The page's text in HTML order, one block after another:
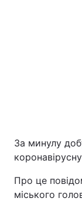
За минулу
Про це
міського